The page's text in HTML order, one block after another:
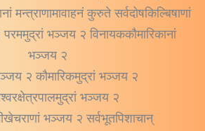
मन्त्राणामावाहनं कुरुते सर्वदोषकिल्बिषाणां
भञ्जय २ विनायककौमारिकानां
भञ्जय २
२ कौमारिकमुद्रां भञ्जय २
भञ्जय २
भञ्जय २ सर्वभूतपिशाचान्